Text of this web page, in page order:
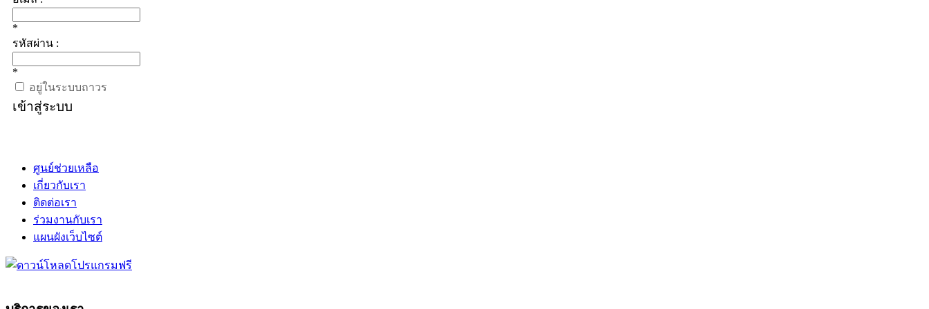
*
รหัสผ่าน :
*
อยู่ในระบบถาวร
เข้าสู่ระบบ
ศูนย์ช่วยเหลือ
เกี่ยวกับเรา
ติดต่อเรา
ร่วมงานกับเรา
แผนผังเว็บไซต์